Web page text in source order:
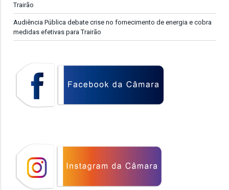
Trairão
Audiência Pública debate crise no fornecimento de energia e cobra
medidas efetivas para Trairão